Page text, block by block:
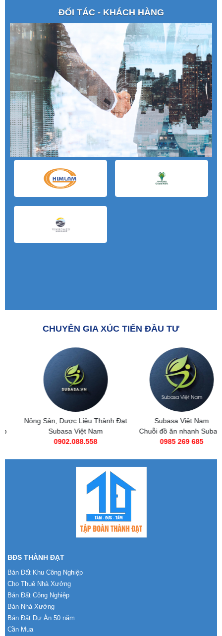
ĐỐI TÁC - KHÁCH HÀNG
CHUYÊN GIA XÚC TIẾN ĐẦU TƯ
Nông Sản, Dược Liệu Thành Đạt
Subasa Việt Nam
0902.088.558
Subasa Việt Nam
Chuỗi đồ ăn nhanh Subasa
0985 269 685
BĐS THÀNH ĐẠT
Bán Đất Khu Công Nghiệp
Cho Thuê Nhà Xưởng
Bán Đất Công Nghiệp
Bán Nhà Xưởng
Bán Đất Dự Án 50 năm
Cần Mua